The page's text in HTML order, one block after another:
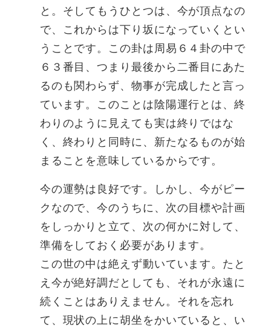
と。そしてもうひとつは、今が頂点なの
で、これからは下り坂になっていくとい
うことです。この卦は周易６４卦の中で
６３番目、つまり最後から二番目にあた
るのも関わらず、物事が完成したと言っ
ています。このことは陰陽運行とは、終
わりのように見えても実は終りではな
く、終わりと同時に、新たなるものが始
まることを意味しているからです。
今の運勢は良好です。しかし、今がピー
クなので、今のうちに、次の目標や計画
をしっかりと立て、次の何かに対して、
準備をしておく必要があります。
この世の中は絶えず動いています。たと
え今が絶好調だとしても、それが永遠に
続くことはありえません。それを忘れ
て、現状の上に胡坐をかいていると、い